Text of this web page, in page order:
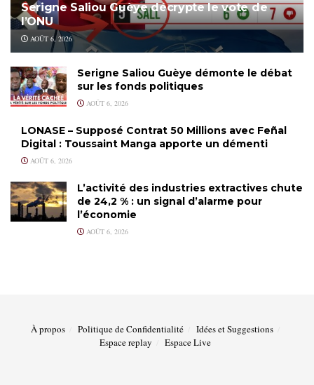
Serigne Saliou Guèye décrypte le vote de
l’ONU
AOÛT 6, 2026
Serigne Saliou Guèye démonte le débat
sur les fonds politiques
AOÛT 6, 2026
LONASE – Supposé Contrat 50 Millions avec Feñal
Digital : Toussaint Manga apporte un démenti
AOÛT 6, 2026
L’activité des industries extractives chute
de 24,2 % : un signal d’alarme pour
l’économie
AOÛT 6, 2026
À propos Politique de Confidentialité
Idées et Suggestions
Espace replay
Espace Live